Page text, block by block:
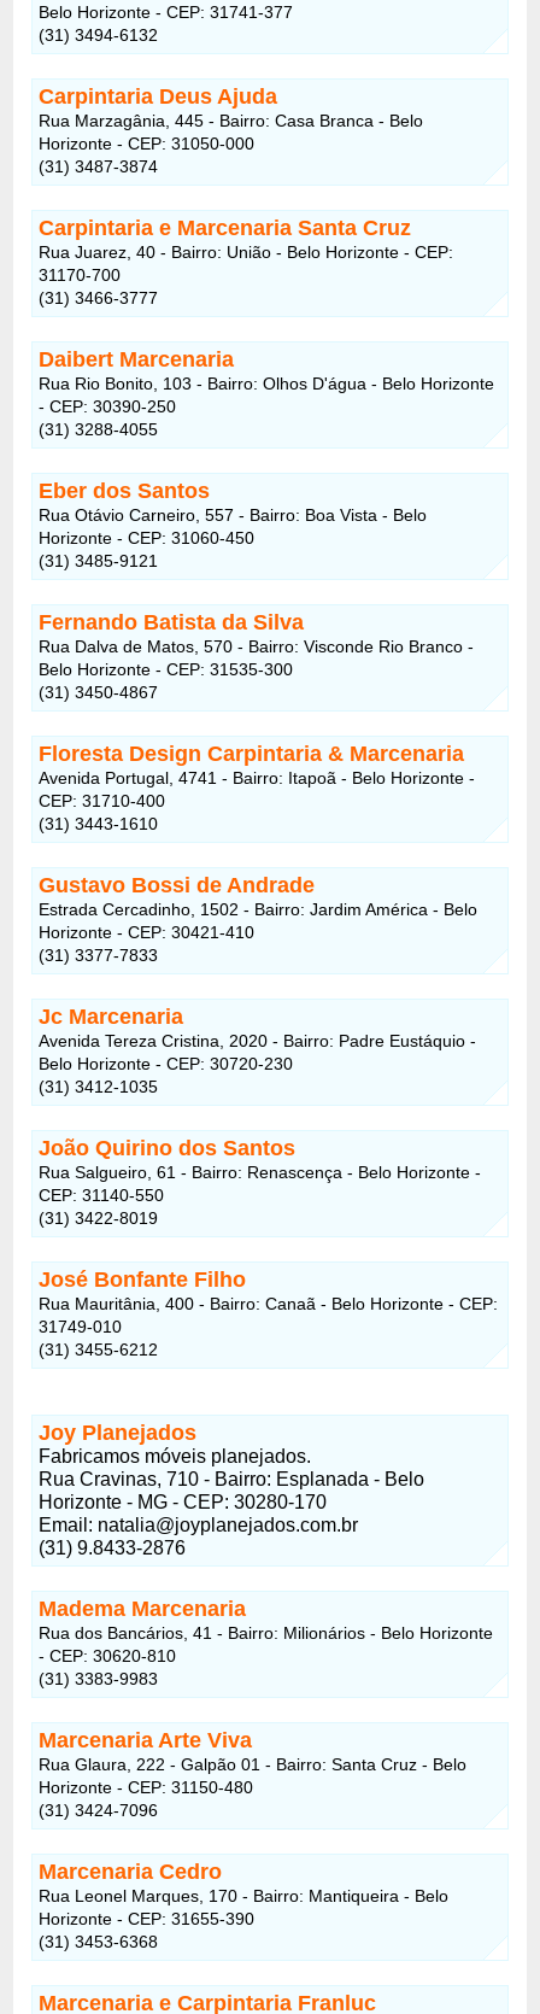
Belo Horizonte - CEP: 31741-377
(31) 3494-6132
Carpintaria Deus Ajuda
Rua Marzagânia, 445 - Bairro: Casa Branca - Belo
Horizonte - CEP: 31050-000
(31) 3487-3874
Carpintaria e Marcenaria Santa Cruz
Rua Juarez, 40 - Bairro: União - Belo Horizonte - CEP:
31170-700
(31) 3466-3777
Daibert Marcenaria
Rua Rio Bonito, 103 - Bairro: Olhos D'água - Belo Horizonte
- CEP: 30390-250
(31) 3288-4055
Eber dos Santos
Rua Otávio Carneiro, 557 - Bairro: Boa Vista - Belo
Horizonte - CEP: 31060-450
(31) 3485-9121
Fernando Batista da Silva
Rua Dalva de Matos, 570 - Bairro: Visconde Rio Branco -
Belo Horizonte - CEP: 31535-300
(31) 3450-4867
Floresta Design Carpintaria & Marcenaria
Avenida Portugal, 4741 - Bairro: Itapoã - Belo Horizonte -
CEP: 31710-400
(31) 3443-1610
Gustavo Bossi de Andrade
Estrada Cercadinho, 1502 - Bairro: Jardim América - Belo
Horizonte - CEP: 30421-410
(31) 3377-7833
Jc Marcenaria
Avenida Tereza Cristina, 2020 - Bairro: Padre Eustáquio -
Belo Horizonte - CEP: 30720-230
(31) 3412-1035
João Quirino dos Santos
Rua Salgueiro, 61 - Bairro: Renascença - Belo Horizonte -
CEP: 31140-550
(31) 3422-8019
José Bonfante Filho
Rua Mauritânia, 400 - Bairro: Canaã - Belo Horizonte - CEP:
31749-010
(31) 3455-6212
Joy Planejados
Fabricamos móveis planejados.
Rua Cravinas, 710 - Bairro: Esplanada - Belo
Horizonte - MG - CEP: 30280-170
Email: natalia@joyplanejados.com.br
(31) 9.8433-2876
Madema Marcenaria
Rua dos Bancários, 41 - Bairro: Milionários - Belo Horizonte
- CEP: 30620-810
(31) 3383-9983
Marcenaria Arte Viva
Rua Glaura, 222 - Galpão 01 - Bairro: Santa Cruz - Belo
Horizonte - CEP: 31150-480
(31) 3424-7096
Marcenaria Cedro
Rua Leonel Marques, 170 - Bairro: Mantiqueira - Belo
Horizonte - CEP: 31655-390
(31) 3453-6368
Marcenaria e Carpintaria Franluc